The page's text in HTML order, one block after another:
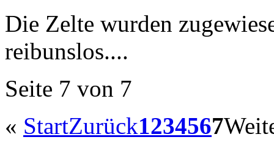
Die Zelte wurden
reibunslos....
Seite 7 von 7
« StartZurück1234567